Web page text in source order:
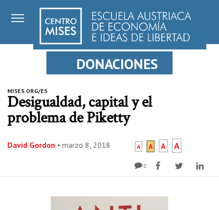
DONACIONES
MISES.ORG/ES
Desigualdad, capital y el
problema de Piketty
David Gordon • marzo 8, 2018 A A A A
0